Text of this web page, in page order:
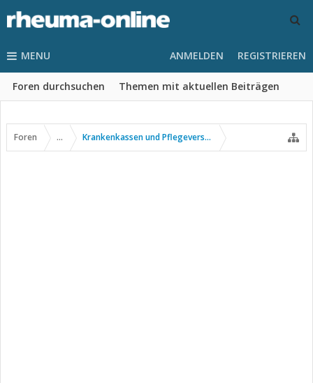
MENU
Foren durchsuchen Themen mit aktuellen Beiträgen
ANMELDEN REGISTRIEREN
Foren ... Krankenkassen und Pflegeversicherung